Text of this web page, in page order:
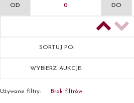
OD DO
SORTUJ PO:
WYBIERZ AUKCJE:
Używane filtry: Brak filtrów